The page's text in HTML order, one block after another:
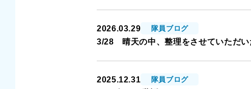
2026.03.29 隊員ブログ
3/28 晴天の中、整理をさせていただい
2025.12.31 隊員ブログ